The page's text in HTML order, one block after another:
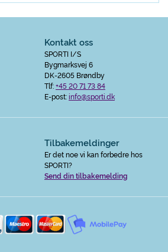
Kontakt oss
SPORTI I/S
Bygmarksvej 6
DK-2605 Brøndby
Tlf:+45 20 71 73 84
E-post:info@sporti.dk
Tilbakemeldinger
Er det noe vi kan forbedre hos
SPORTI?
Send din tilbakemelding